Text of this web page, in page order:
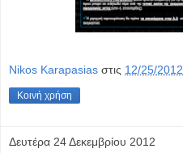
Nikos Karapasias στις 12/25/2012
Κοινή χρήση
Δευτέρα 24 Δεκεμβρίου 2012